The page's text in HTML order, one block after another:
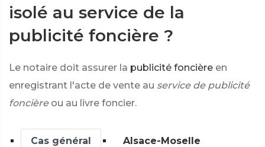
isolé au service de la
publicité foncière ?
Le notaire doit assurer la publicité foncière en
enregistrant l'acte de vente au service de publicité
foncière ou au livre foncier.
Cas général Alsace-Moselle